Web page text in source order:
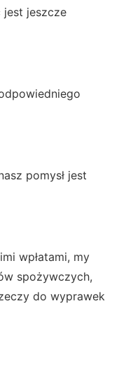
jeszcze
pomysł jest
wpłatami, my
spożywczych,
do wyprawek